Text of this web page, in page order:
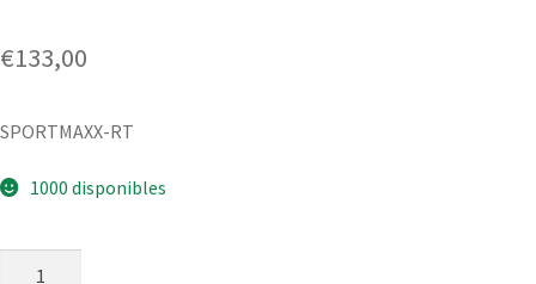
€133,00
SPORTMAXX-RT
1000 disponibles